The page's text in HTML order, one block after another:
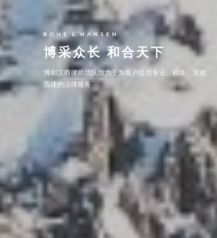
博采众长 和合天下
博和汉商律师团队致力于为客户提供专业、精良、实效、
迅捷的法律服务
博采众长 和合天下
博和汉商律师团队致力于为客户提供专业、精良、实效、
迅捷的法律服务